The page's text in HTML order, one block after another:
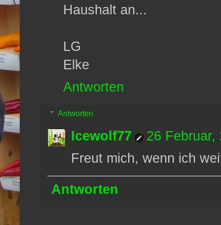
Haushalt an...
LG
Elke
Antworten
Antworten
Icewolf77
26 Februar,
Freut mich, wenn ich
Antworten